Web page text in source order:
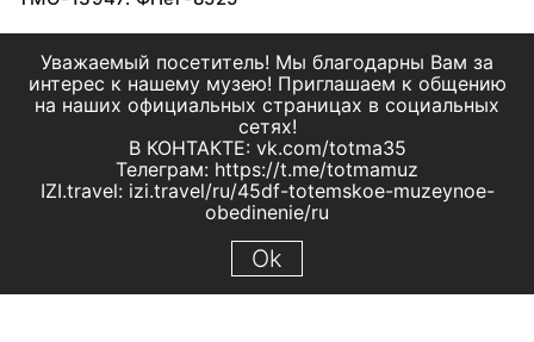
Уважаемый посетитель! Мы благодарны Вам за
интерес к нашему музею! Приглашаем к общению
на наших официальных страницах в социальных
сетях!
В КОНТАКТЕ: vk.com/totma35
Телеграм: https://t.me/totmamuz
IZI.travel: izi.travel/ru/45df-totemskoe-muzeynoe-
obedinenie/ru
Ok